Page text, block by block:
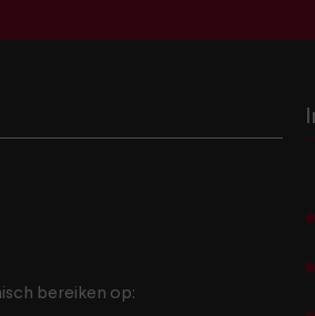
bereiken op: